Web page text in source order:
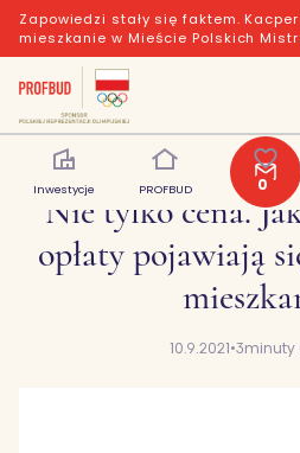
Zapowiedzi stały się faktem.
mieszkanie w Mieście Polskich
Inwestycje PROFBUD 0
Polubione
Nie tylko cena.
opłaty pojawiają
10.9.2021•3minuty